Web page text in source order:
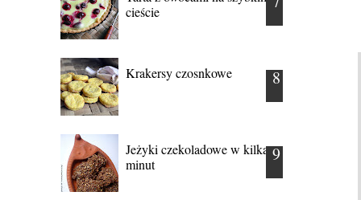
cieście
Krakersy czosnkowe
Jeżyki czekoladowe w kilka
minut